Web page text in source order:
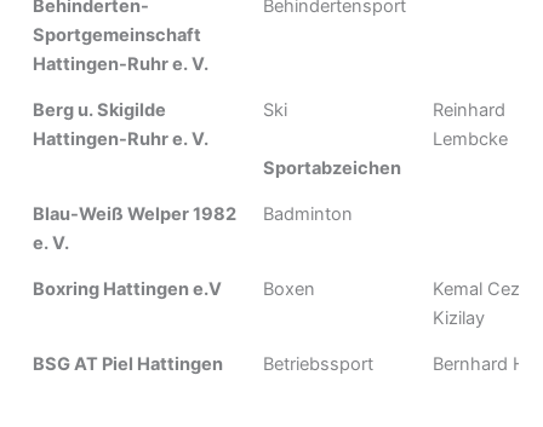
Behinderten-
Sportgemeinschaft
Hattingen-Ruhr e. V.
Behindertensport
Berg u. Skigilde
Hattingen-Ruhr e. V.
Ski
Sportabzeichen
Reinhard
Lembcke
Blau-Weiß Welper 1982
e. V.
Badminton
Boxring Hattingen e.V Boxen
Kemal Cezmi
Kizilay
BSG AT Piel Hattingen Betriebssport Bernhard